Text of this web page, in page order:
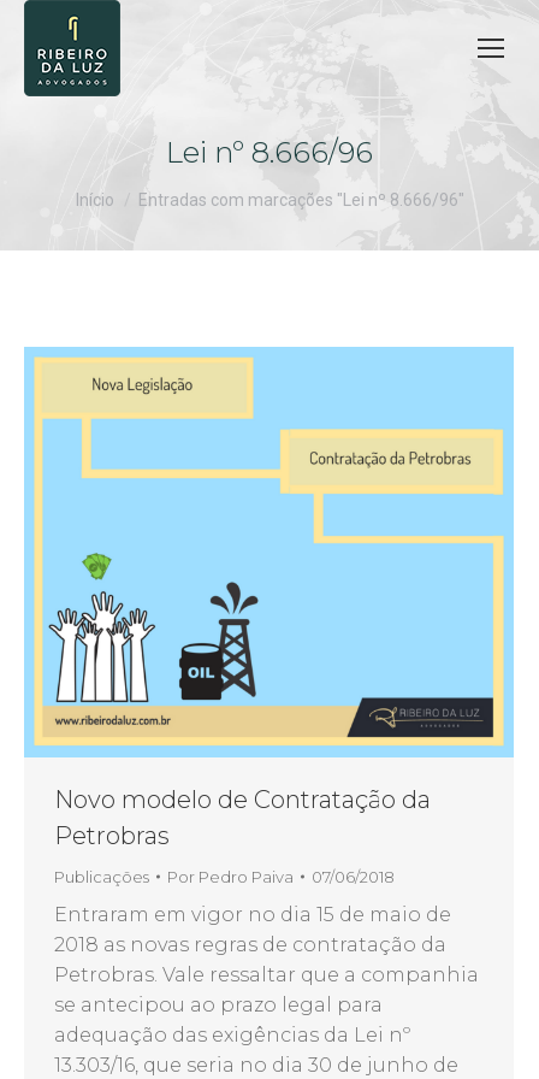
Lei nº 8.666/96
Você está aqui:
Início Entradas com marcações "Lei nº 8.666/96"
Novo modelo de Contratação da
Petrobras
Publicações Por Pedro Paiva 07/06/2018
Entraram em vigor no dia 15 de maio de
2018 as novas regras de contratação da
Petrobras. Vale ressaltar que a companhia
se antecipou ao prazo legal para
adequação das exigências da Lei nº
13.303/16, que seria no dia 30 de junho de